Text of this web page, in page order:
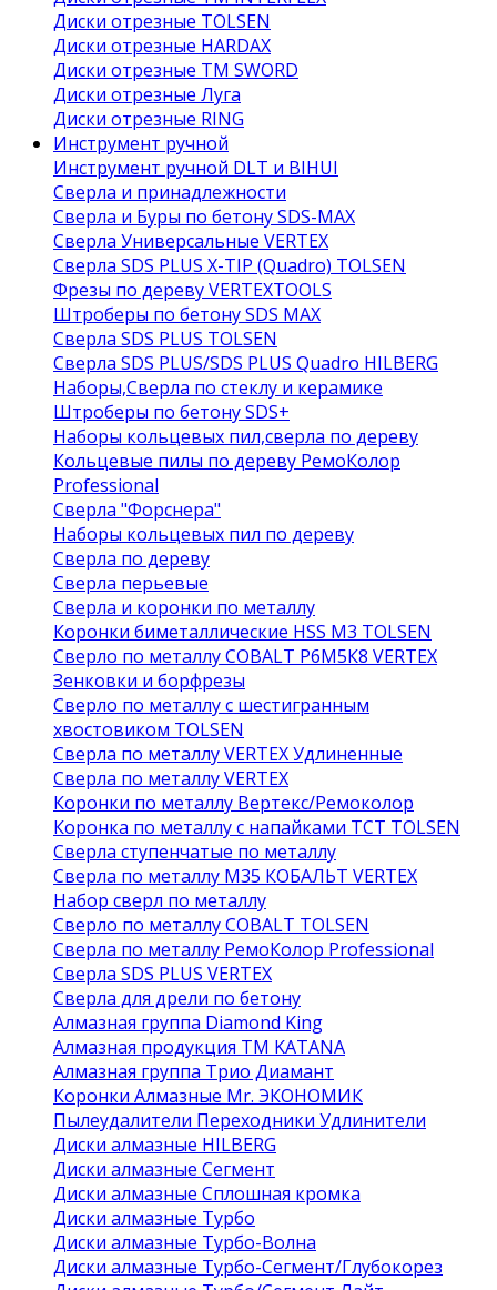
Диски отрезные TOLSEN
Диски отрезные HARDAX
Диски отрезные ТМ SWORD
Диски отрезные Луга
Диски отрезные RING
Инструмент ручной
Инструмент ручной DLT и BIHUI
Сверла и принадлежности
Сверла и Буры по бетону SDS-MAX
Сверла Универсальные VERTEX
Сверла SDS PLUS X-TIP (Quadro) TOLSEN
Фрезы по дереву VERTEXTOOLS
Штроберы по бетону SDS MAX
Сверла SDS PLUS TOLSEN
Сверла SDS PLUS/SDS PLUS Quadro HILBERG
Наборы,Сверла по стеклу и керамике
Штроберы по бетону SDS+
Наборы кольцевых пил,сверла по дереву
Кольцевые пилы по дереву РемоКолор
Professional
Сверла "Форснера"
Наборы кольцевых пил по дереву
Сверла по дереву
Сверла перьевые
Сверла и коронки по металлу
Коронки биметаллические HSS M3 TOLSEN
Сверло по металлу COBALT Р6М5К8 VERTEX
Зенковки и борфрезы
Сверло по металлу с шестигранным
хвостовиком TOLSEN
Сверла по металлу VERTEX Удлиненные
Сверла по металлу VERTEX
Коронки по металлу Вертекс/Ремоколор
Коронка по металлу с напайками TCT TOLSEN
Сверла ступенчатые по металлу
Сверла по металлу М35 КОБАЛЬТ VERTEX
Набор сверл по металлу
Сверло по металлу COBALT TOLSEN
Сверла по металлу РемоКолор Professional
Сверла SDS PLUS VERTEX
Сверла для дрели по бетону
Алмазная группа Diamond King
Алмазная продукция ТМ KATANA
Алмазная группа Трио Диамант
Коронки Алмазные Mr. ЭКОНОМИК
Пылеудалители Переходники Удлинители
Диски алмазные HILBERG
Диски алмазные Сегмент
Диски алмазные Сплошная кромка
Диски алмазные Турбо
Диски алмазные Турбо-Волна
Диски алмазные Турбо-Сегмент/Глубокорез